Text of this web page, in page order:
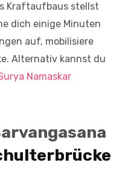
Kraftaufbaus stellst
dich einige Minuten
auf, mobilisiere
Alternativ kannst du
Namaskar